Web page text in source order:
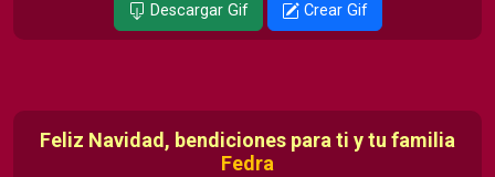
Descargar Gif Crear Gif
Feliz Navidad, bendiciones para ti y tu familia
Fedra